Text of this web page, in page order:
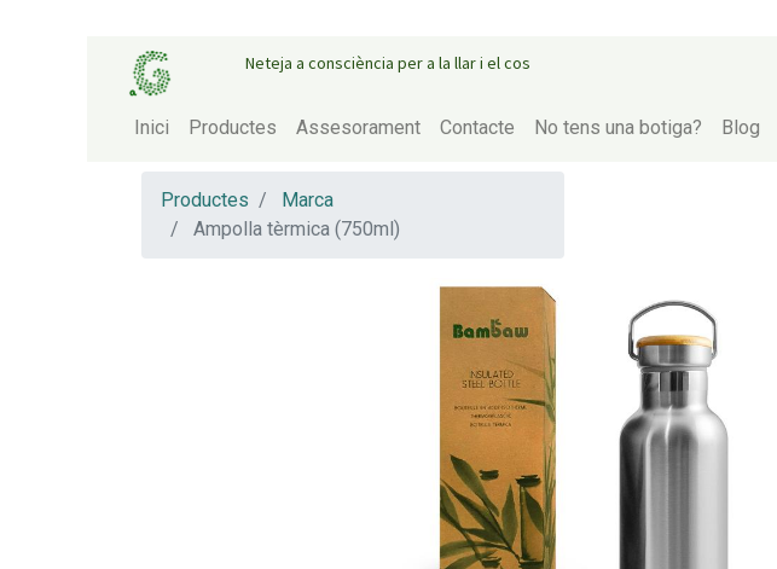
Neteja a consciència per a la llar i el cos
Inici Productes Assesorament Contacte No tens una botiga? Blog
Productes
Marca
Ampolla tèrmica (750ml)